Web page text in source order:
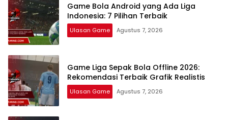
Game Bola Android yang Ada Liga
Indonesia: 7 Pilihan Terbaik
Ulasan Game Agustus 7, 2026
Game Liga Sepak Bola Offline 2026:
Rekomendasi Terbaik Grafik Realistis
Ulasan Game Agustus 7, 2026